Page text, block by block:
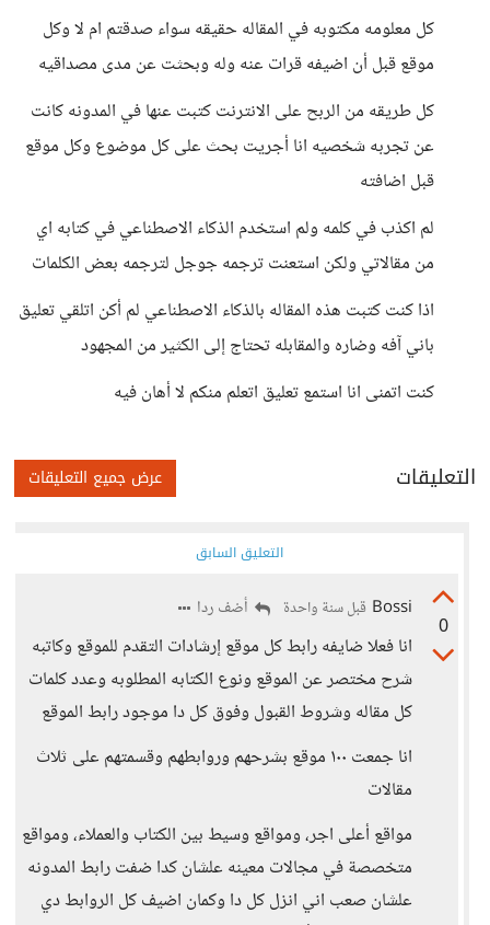
كل معلومه مكتوبه في المقاله حقيقه سواء صدقتم ام لا وكل
موقع قبل أن اضيفه قرات عنه وله وبحثت عن مدى مصداقيه
كل طريقه من الربح على الانترنت كتبت عنها في المدونه كانت
عن تجربه شخصيه انا أجريت بحث على كل موضوع وكل موقع
قبل اضافته
لم اكذب في كلمه ولم استخدم الذكاء الاصطناعي في كتابه اي
من مقالاتي ولكن استعنت ترجمه جوجل لترجمه بعض الكلمات
اذا كنت كتبت هذه المقاله بالذكاء الاصطناعي لم أكن اتلقي تعليق
باني آفه وضاره والمقابله تحتاج إلى الكثير من المجهود
كنت اتمنى انا استمع تعليق اتعلم منكم لا أهان فيه
التعليقات عرض جميع التعليقات
التعليق السابق
0
Bossi قبل سنة واحدة أضف ردا
انا فعلا ضايفه رابط كل موقع إرشادات التقدم للموقع وكاتبه
شرح مختصر عن الموقع ونوع الكتابه المطلوبه وعدد كلمات
كل مقاله وشروط القبول وفوق كل دا موجود رابط الموقع
انا جمعت ١٠٠ موقع بشرحهم وروابطهم وقسمتهم على ثلاث
مقالات
مواقع أعلى اجر، ومواقع وسيط بين الكتاب والعملاء، ومواقع
متخصصة في مجالات معينه علشان كدا ضفت رابط المدونه
علشان صعب اني انزل كل دا وكمان اضيف كل الروابط دي